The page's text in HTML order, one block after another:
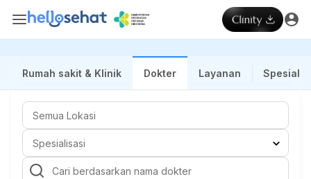
Rumah sakit & Klinik Dokter Layanan